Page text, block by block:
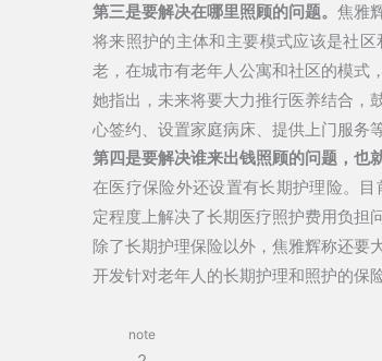
第三是要解决在哪里照顾的问题。焦雅
将来照护的主体和主要模式应该是社
老，在城市有老年人公寓和社区的模式
她指出，未来将要大力推行医养结合，
心签约、设置家庭病床、提供上门服务
第四是要解决谁来出钱照顾的问题，也
在医疗保险外还设置有长期护理险。
定程度上解决了长期医疗照护费用负担
除了长期护理保险以外，焦雅辉称还要
开发针对老年人的长期护理和照护的保
note